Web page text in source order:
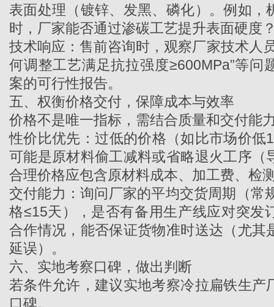
表面处理（镀锌、发黑、磷化）。例如，
时，厂家能否通过渗碳工艺提升表面硬度
技术响应：售前咨询时，观察厂家技术人
何调整工艺满足抗拉强度≥600MPa”等问
案的可行性报告。
五、权衡价格交付，保障成本与效率
价格不是唯一指标，需结合质量和交付能
性价比优先：过低的价格（如比市场价低
可能是原材料偷工减料或省略退火工序（
合理价格应包含原材料成本、加工费、检
交付能力：询问厂家的平均交货周期（常
格≤15天），是否有备用生产线应对突发
合作情况，能否保证货物准时送达（尤其
延误）。
六、实地考察口碑，做出判断
若条件允许，建议实地考察冷拉扁铁生产
口碑。